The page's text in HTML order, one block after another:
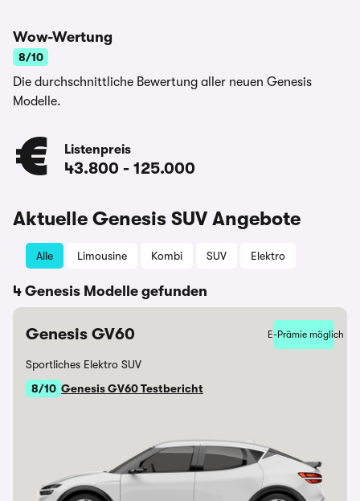
Wow-Wertung
8/10
Die durchschnittliche Bewertung aller neuen Genesis
Modelle.
Listenpreis
43.800 - 125.000
Aktuelle Genesis SUV Angebote
Alle Limousine Kombi SUV Elektro
4 Genesis Modelle gefunden
Genesis GV60 E-Prämie möglich
Sportliches Elektro SUV
8/10 Genesis GV60 Testbericht